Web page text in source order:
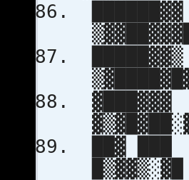
██▓ ███